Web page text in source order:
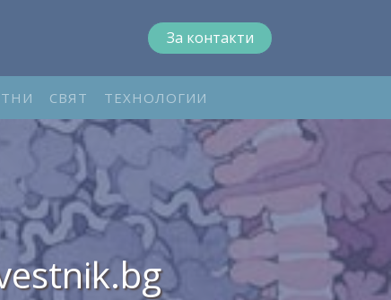
За контакти
СВЯТ ТЕХНОЛОГИИ